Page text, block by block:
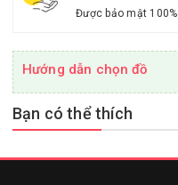
Được bảo mật 100%
Hướng dẫn chọn đồ
Bạn có thể thích